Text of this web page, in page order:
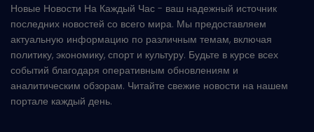
Новые Новости На Каждый Час - ваш надежный источник
последних новостей со всего мира. Мы предоставляем
актуальную информацию по различным темам, включая
политику, экономику, спорт и культуру. Будьте в курсе всех
событий благодаря оперативным обновлениям и
аналитическим обзорам. Читайте свежие новости на нашем
портале каждый день.